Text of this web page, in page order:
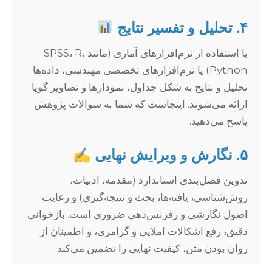
۴. تحلیل و تفسیر نتایج
با استفاده از نرم‌افزارهای آماری (مانند SPSS، R،
Python) یا نرم‌افزارهای تخصصی مهندسی، داده‌ها
تحلیل و نتایج به شکل جداول، نمودارها و تصاویر گویا
ارائه می‌شوند. اینجاست که شما به سوالات پژوهش
پاسخ می‌دهید.
۵. نگارش و ویرایش نهایی ✍️
تدوین فصل‌بندی استاندارد (مقدمه، ادبیات،
روش‌شناسی، یافته‌ها، بحث و نتیجه‌گیری) و رعایت
اصول نگارشی و رفرنس‌دهی ضروری است. بازخوانی
دقیق، رفع اشکالات املایی و گرامری، و اطمینان از
روان بودن متن، کیفیت نهایی را تضمین می‌کند.